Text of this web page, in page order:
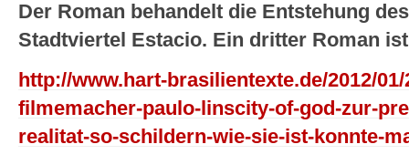
Der Roman behandelt die Entstehung
Stadtviertel Estacio. Ein dritter Roman
http://www.hart-brasilientexte.de/2012/
filmemacher-paulo-linscity-of-god-zur-
realitat-so-schildern-wie-sie-ist-konnte-